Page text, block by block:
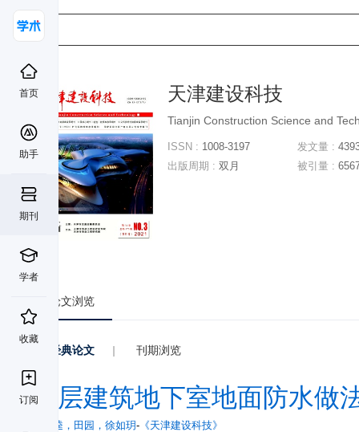
首页
助手
期刊
学者
收藏
订阅
天津建设科技
Tianjin Construction Science and
ISSN : 1008-3197
出版周期 : 双月
发文量 :
被引量 :
论文浏览
经典论文 | 刊期浏览
高层建筑地下室地面防水做
王全逵 ， 田园 ， 徐如玥- 《天津建设科技》